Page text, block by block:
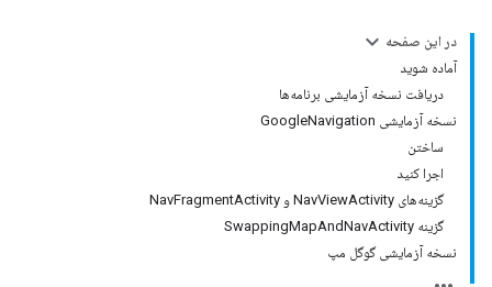
در این صفحه
آماده شوید
دریافت نسخه آزمایشی برنامه‌ها
نسخه آزمایشی GoogleNavigation
ساختن
اجرا کنید
گزینه‌های NavViewActivity و NavFragmentActivity
گزینه SwappingMapAndNavActivity
نسخه آزمایشی گوگل مپ